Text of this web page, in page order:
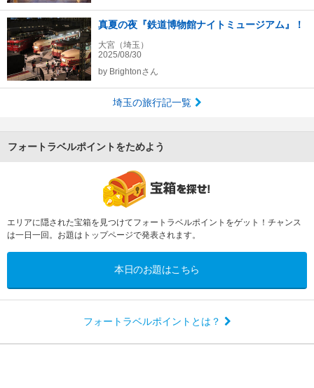
真夏の夜『鉄道博物館ナイトミュージアム』！
大宮（埼玉）
2025/08/30
by Brightonさん
埼玉の旅行記一覧
フォートラベルポイントをためよう
エリアに隠された宝箱を見つけてフォートラベルポイントをゲット！チャンス
は一日一回。お題はトップページで発表されます。
本日のお題はこちら
フォートラベルポイントとは？